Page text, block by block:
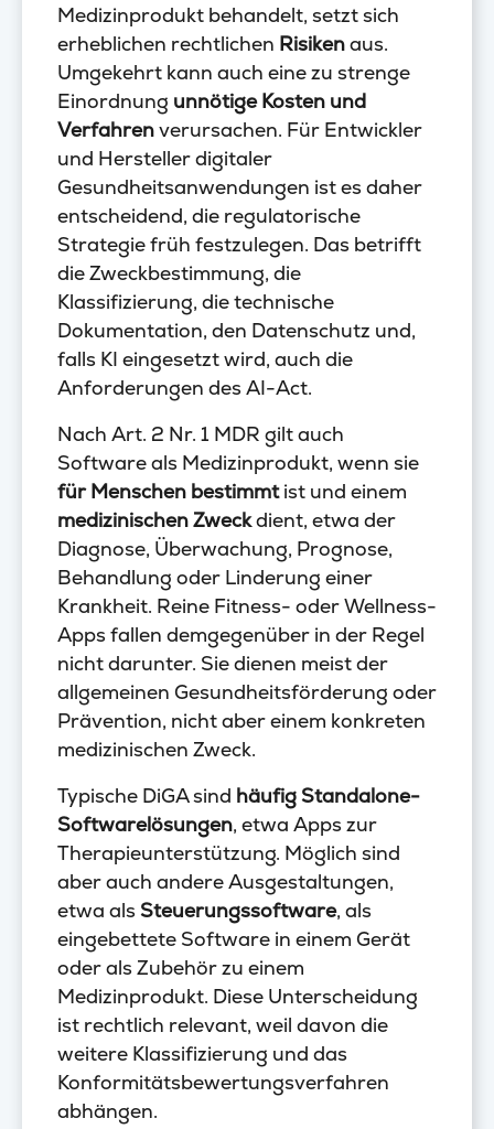
Medizinprodukt behandelt, setzt sich
erheblichen rechtlichen Risikenaus.
Umgekehrt kann auch eine zu strenge
Einordnung unnötige Kosten und
Verfahrenverursachen. Für Entwickler
und Hersteller digitaler
Gesundheitsanwendungen ist es daher
entscheidend, die regulatorische
Strategie früh festzulegen. Das betrifft
die Zweckbestimmung, die
Klassifizierung, die technische
Dokumentation, den Datenschutz und,
falls KI eingesetzt wird, auch die
Anforderungen des AI-Act.
Nach Art. 2 Nr. 1 MDR gilt auch
Software als Medizinprodukt, wenn sie
für Menschen bestimmtist und einem
medizinischen Zweckdient, etwa der
Diagnose, Überwachung, Prognose,
Behandlung oder Linderung einer
Krankheit. Reine Fitness- oder Wellness-
Apps fallen demgegenüber in der Regel
nicht darunter. Sie dienen meist der
allgemeinen Gesundheitsförderung oder
Prävention, nicht aber einem konkreten
medizinischen Zweck.
Typische DiGA sind häufig Standalone-
Softwarelösungen, etwa Apps zur
Therapieunterstützung. Möglich sind
aber auch andere Ausgestaltungen,
etwa alsSteuerungssoftware, als
eingebettete Software in einem Gerät
oder als Zubehör zu einem
Medizinprodukt. Diese Unterscheidung
ist rechtlich relevant, weil davon die
weitere Klassifizierung und das
Konformitätsbewertungsverfahren
abhängen.